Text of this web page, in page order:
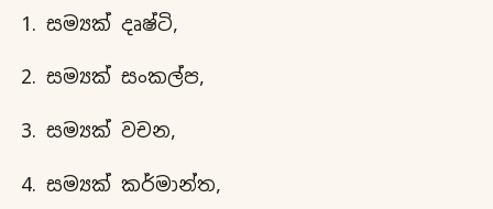
සම්‍යක් දෘෂ්ටි,
සම්‍යක් සංකල්ප,
සම්‍යක් වචන,
සම්‍යක් කර්මාන්ත,